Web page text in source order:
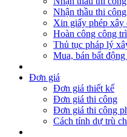
Nhận thầu thi
Xin giấy phép xây
Hoàn công công
Thủ tục pháp lý
Mua, bán bất động
Đơn giá
Đơn giá thiết kế
Đơn giá thi công
Đơn giá thi công
Cách tính dự trù